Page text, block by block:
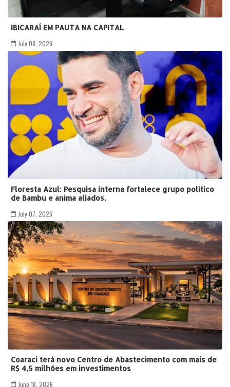
IBICARAÍ EM PAUTA NA CAPITAL
July 08, 2026
Floresta Azul: Pesquisa interna fortalece grupo político
de Bambu e anima aliados.
July 07, 2026
Coaraci terá novo Centro de Abastecimento com mais de
R$ 4,5 milhões em investimentos
June 18, 2026